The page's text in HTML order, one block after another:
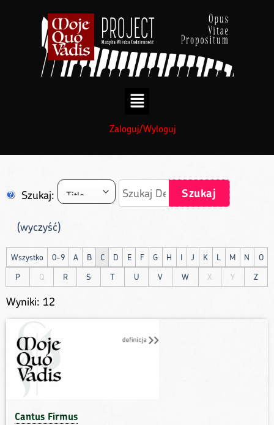
Zaloguj/Wyloguj
Szukaj: Szukaj
(wyczyść)
Wszystko 0-9 A B C D E F G H I J K L M N
O
P
Q R S T U V W X Y Z
Wyniki: 12
Cantus Firmus